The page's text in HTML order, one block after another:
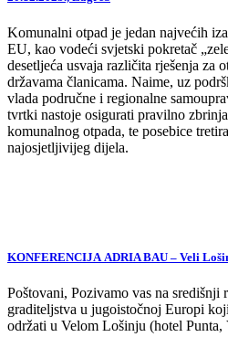
Komunalni otpad je jedan najvećih
EU, kao vodeći svjetski pokretač
desetljeća usvaja različita rješenja za
državama članicama. Naime, uz
vlada područne i regionalne
tvrtki nastoje osigurati pravilno
komunalnog otpada, te posebice
najosjetljivijeg dijela.
KONFERENCIJA ADRIA BAU – Veli
Poštovani, Pozivamo vas na središnji
graditeljstva u jugoistočnoj Europi
održati u Velom Lošinju (hotel